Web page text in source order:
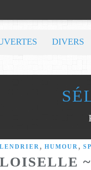
DIVERS
, HUMOUR ,